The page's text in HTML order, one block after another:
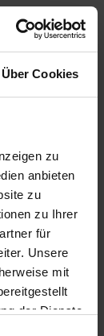
Über Cookies
zu
anbieten
zu
zu Ihrer
für
Unsere
mit
der Dienste